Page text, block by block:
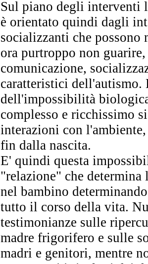
Sul piano degli interventi
è orientato quindi dagli
socializzanti che
ora purtroppo non
comunicazione,
caratteristici dell'autismo.
dell'impossibilità
complesso e ricchissimo
interazioni con
fin dalla nascita.
E' quindi questa
"relazione" che determina
nel bambino
tutto il corso della vita.
testimonianze sulle
madre frigorifero e sulle
madri e genitori, mentre